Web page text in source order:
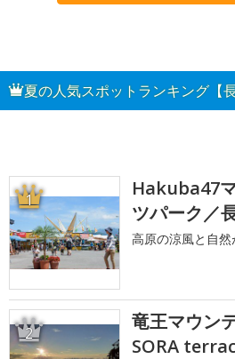
夏の人気スポットランキング【
1
Hakuba47
ツパーク／
高原の涼風と自
2
竜王マウン
SORA